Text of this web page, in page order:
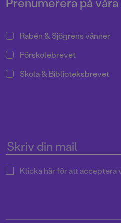
Rabén & Sjögrens vänner
Förskolebrevet
Skola & Biblioteksbrevet
Klicka här för att acceptera